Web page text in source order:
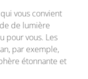
vous convient
de lumière
pour vous. Les
par exemple,
étonnante et